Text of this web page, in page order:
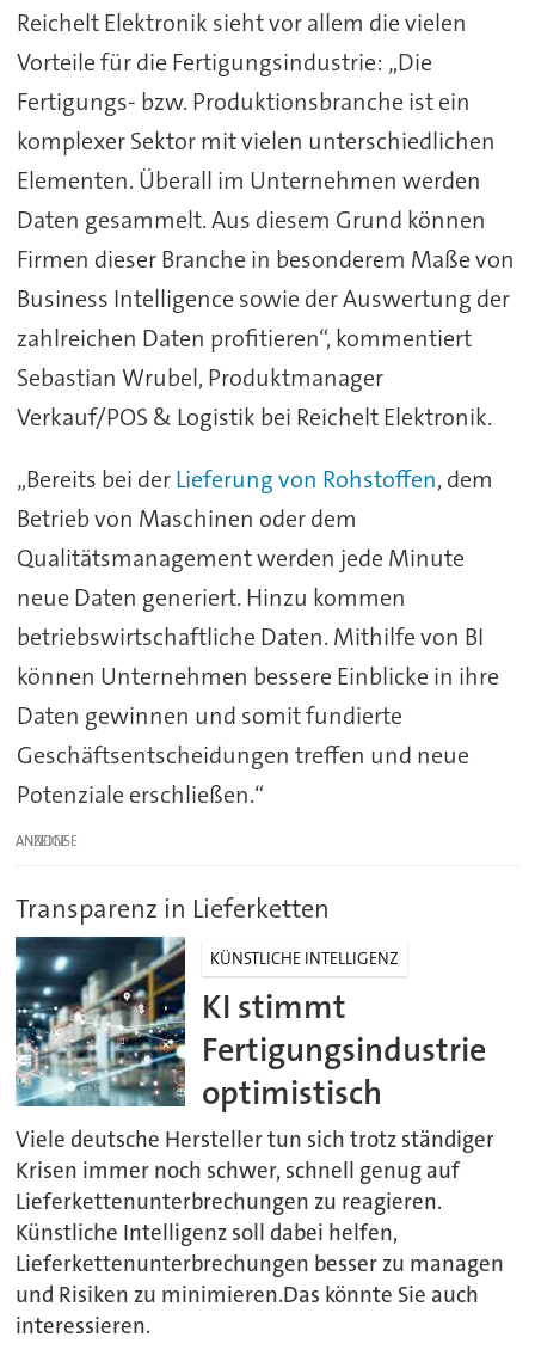
Reichelt Elektronik sieht vor allem die vielen
Vorteile für die Fertigungsindustrie: „Die
Fertigungs- bzw. Produktionsbranche ist ein
komplexer Sektor mit vielen unterschiedlichen
Elementen. Überall im Unternehmen werden
Daten gesammelt. Aus diesem Grund können
Firmen dieser Branche in besonderem Maße von
Business Intelligence sowie der Auswertung der
zahlreichen Daten profitieren“, kommentiert
Sebastian Wrubel, Produktmanager
Verkauf/POS & Logistik bei Reichelt Elektronik.
„Bereits bei derLieferung von Rohstoffen, dem
Betrieb von Maschinen oder dem
Qualitätsmanagement werden jede Minute
neue Daten generiert. Hinzu kommen
betriebswirtschaftliche Daten. Mithilfe von BI
können Unternehmen bessere Einblicke in ihre
Daten gewinnen und somit fundierte
Geschäftsentscheidungen treffen und neue
Potenziale erschließen.“
ANZEIGE
Transparenz in Lieferketten
KÜNSTLICHE INTELLIGENZ
KI stimmt
Fertigungsindustrie
optimistisch
Viele deutsche Hersteller tun sich trotz ständiger
Krisen immer noch schwer, schnell genug auf
Lieferkettenunterbrechungen zu reagieren.
Künstliche Intelligenz soll dabei helfen,
Lieferkettenunterbrechungen besser zu managen
und Risiken zu minimieren.Das könnte Sie auch
interessieren.